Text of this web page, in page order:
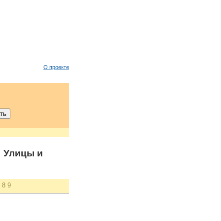
О проекте
Улицы и
8 9